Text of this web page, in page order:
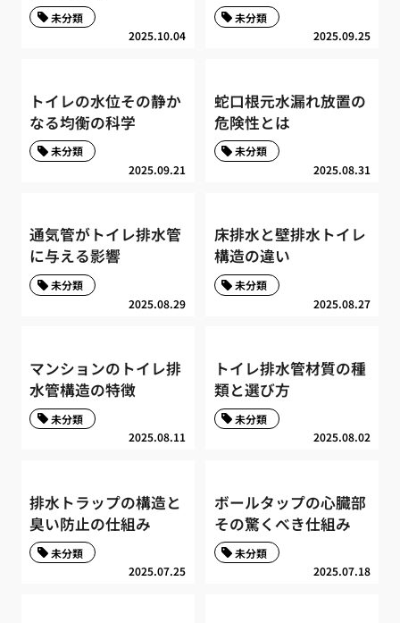
2025.10.04
未分類
2025.09.25
未分類
トイレの水位その静か
なる均衡の科学
2025.09.21
未分類
蛇口根元水漏れ放置の
危険性とは
2025.08.31
未分類
通気管がトイレ排水管
に与える影響
2025.08.29
未分類
床排水と壁排水トイレ
構造の違い
2025.08.27
未分類
マンションのトイレ排
水管構造の特徴
2025.08.11
未分類
トイレ排水管材質の種
類と選び方
2025.08.02
未分類
排水トラップの構造と
臭い防止の仕組み
2025.07.25
未分類
ボールタップの心臓部
その驚くべき仕組み
2025.07.18
未分類